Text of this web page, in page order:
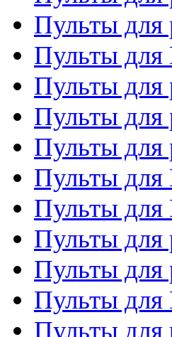
Пульты для
Пульты
Пульты для
Пульты для
Пульты для
Пульты
Пульты
Пульты для
Пульты для
Пульты
Пульты для